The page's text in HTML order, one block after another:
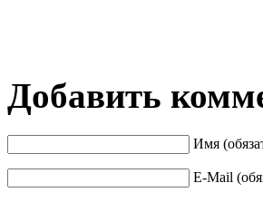
Добавить
Имя
E-Mail